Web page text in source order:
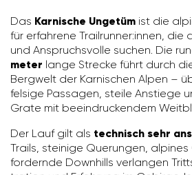
Das Karni­sche Ungetüm ist die
für erfah­rene Trailrunner:innen, die
und Anspruchs­volle suchen. Die
meter lange Strecke führt durch
Berg­welt der Karni­schen Alpen –
felsige Passagen, steile Anstiege
Grate mit beein­dru­ckendem
Der Lauf gilt als tech­nisch sehr
Trails, stei­nige Querungen,
fordernde Down­hills verlangen